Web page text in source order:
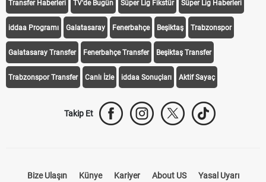
Transfer Haberleri TV'de Bugün Süper Lig Fikstür Süper Lig Haberleri
iddaa Programı Galatasaray Fenerbahçe Beşiktaş Trabzonspor
Galatasaray Transfer Fenerbahçe Transfer Beşiktaş Transfer
Trabzonspor Transfer Canlı İzle iddaa Sonuçları Aktif Sayaç
Takip Et
Bize Ulaşın Künye Kariyer About US Yasal Uyarı